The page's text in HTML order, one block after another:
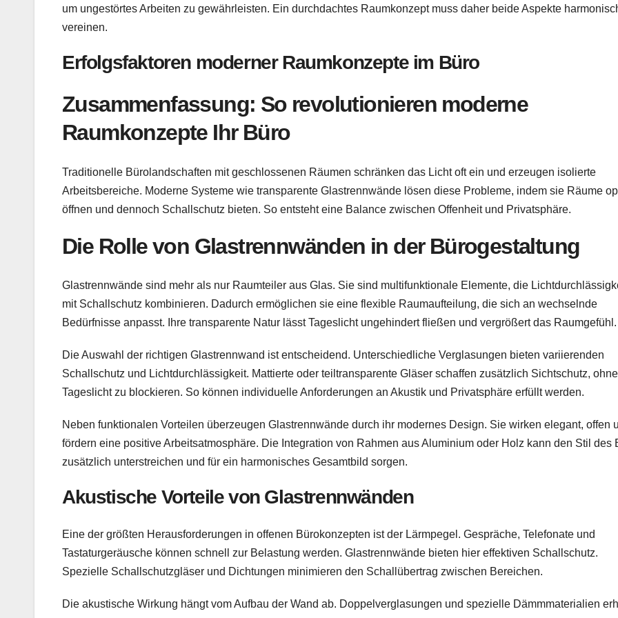
um ungestörtes Arbeiten zu gewährleisten. Ein durchdachtes Raumkonzept muss daher beide Aspekte
vereinen.
Erfolgsfaktoren moderner Raumkonzepte im Büro
Zusammenfassung: So revolutionieren moderne
Raumkonzepte Ihr Büro
Traditionelle Bürolandschaften mit geschlossenen Räumen schränken das Licht oft ein und erzeugen isolierte
Arbeitsbereiche. Moderne Systeme wie transparente Glastrennwände lösen diese Probleme, indem sie Räume
öffnen und dennoch Schallschutz bieten. So entsteht eine Balance zwischen Offenheit und Privatsphäre.
Die Rolle von Glastrennwänden in der Bürogestaltung
Glastrennwände sind mehr als nur Raumteiler aus Glas. Sie sind multifunktionale Elemente, die
mit Schallschutz kombinieren. Dadurch ermöglichen sie eine flexible Raumaufteilung, die sich an wechselnde
Bedürfnisse anpasst. Ihre transparente Natur lässt Tageslicht ungehindert fließen und vergrößert das Raumgefühl.
Die Auswahl der richtigen Glastrennwand ist entscheidend. Unterschiedliche Verglasungen bieten variierenden
Schallschutz und Lichtdurchlässigkeit. Mattierte oder teiltransparente Gläser schaffen zusätzlich Sichtschutz,
Tageslicht zu blockieren. So können individuelle Anforderungen an Akustik und Privatsphäre erfüllt werden.
Neben funktionalen Vorteilen überzeugen Glastrennwände durch ihr modernes Design. Sie wirken elegant, offen
fördern eine positive Arbeitsatmosphäre. Die Integration von Rahmen aus Aluminium oder Holz kann den Stil des
zusätzlich unterstreichen und für ein harmonisches Gesamtbild sorgen.
Akustische Vorteile von Glastrennwänden
Eine der größten Herausforderungen in offenen Bürokonzepten ist der Lärmpegel. Gespräche, Telefonate und
Tastaturgeräusche können schnell zur Belastung werden. Glastrennwände bieten hier effektiven Schallschutz.
Spezielle Schallschutzgläser und Dichtungen minimieren den Schallübertrag zwischen Bereichen.
Die akustische Wirkung hängt vom Aufbau der Wand ab. Doppelverglasungen und spezielle Dämmmaterialien